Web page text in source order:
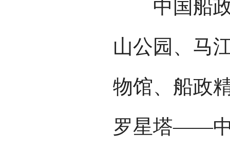
中国船政
山公园、马
物馆、船政
罗星塔——中